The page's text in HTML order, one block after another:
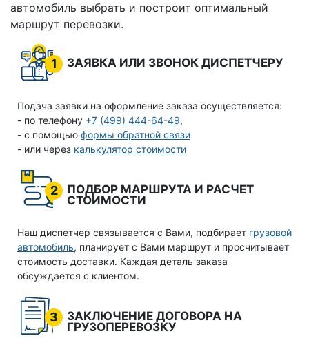
автомобиль выбрать и построит оптимальный
маршрут перевозки.
1 ЗАЯВКА ИЛИ ЗВОНОК ДИСПЕТЧЕРУ
Подача заявки на оформление заказа осуществляется:
- по телефону +7 (499) 444-64-49,
- с помощью формы обратной связи
- или через калькулятор стоимости
2
ПОДБОР МАРШРУТА И РАСЧЕТ
СТОИМОСТИ
Наш диспетчер связывается с Вами, подбирает грузовой
автомобиль, планирует с Вами маршрут и просчитывает
стоимость доставки. Каждая деталь заказа
обсуждается с клиентом.
3
ЗАКЛЮЧЕНИЕ ДОГОВОРА НА
ГРУЗОПЕРЕВОЗКУ